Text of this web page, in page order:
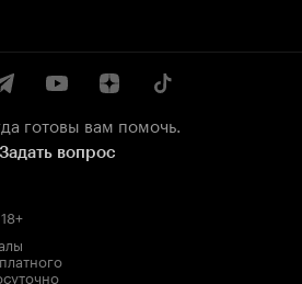
готовы вам помочь.
Задать вопрос
18+